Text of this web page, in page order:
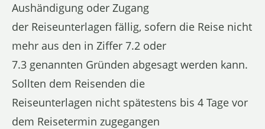
Aushändigung oder Zugang
der Reiseunterlagen fällig, sofern die Reise nicht
mehr aus den in Ziffer 7.2 oder
7.3 genannten Gründen abgesagt werden kann.
Sollten dem Reisenden die
Reiseunterlagen nicht spätestens bis 4 Tage vor
dem Reisetermin zugegangen